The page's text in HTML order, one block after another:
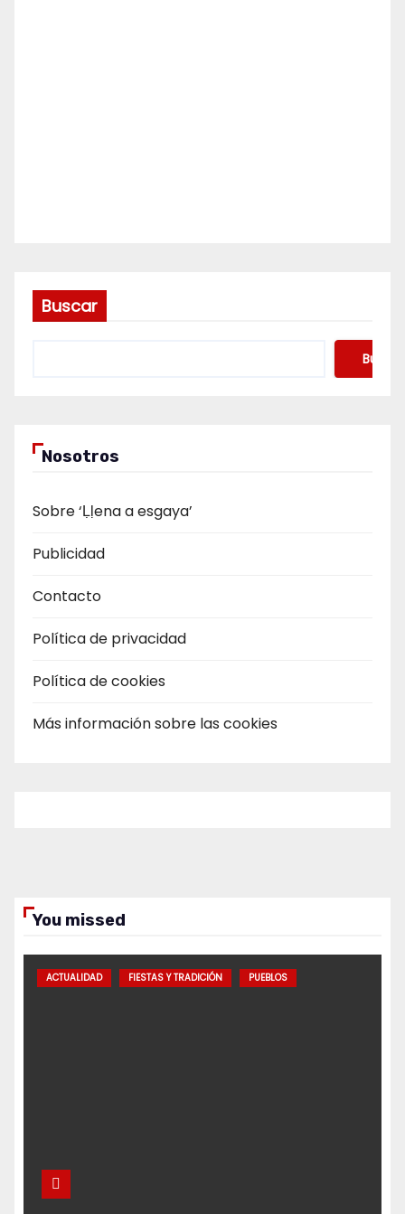
Buscar
Buscar
Nosotros
Sobre ‘Ḷḷena a esgaya’
Publicidad
Contacto
Política de privacidad
Política de cookies
Más información sobre las cookies
You missed
ACTUALIDAD FIESTAS Y TRADICIÓN PUEBLOS